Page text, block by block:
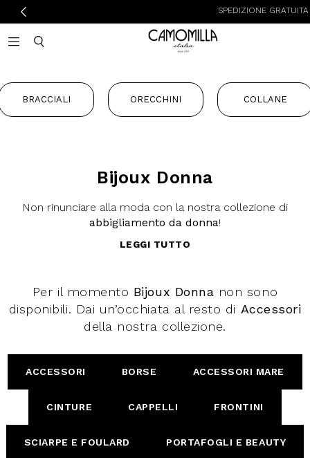
SPEDIZIONE GRATUITA
Camomilla Italia®
BRACCIALI ORECCHINI COLLANE
Bijoux Donna
Non rinunciare alla moda con la nostra collezione di
abbigliamento da donna!
LEGGI TUTTO
Per il momento Bijoux Donna non sono
disponibili. Dai un’occhiata al resto di Accessori
della nostra collezione.
ACCESSORI BORSE ACCESSORI MARE
CINTURE CAPPELLI FRONTINI
SCIARPE E FOULARD PORTAFOGLI E BEAUTY